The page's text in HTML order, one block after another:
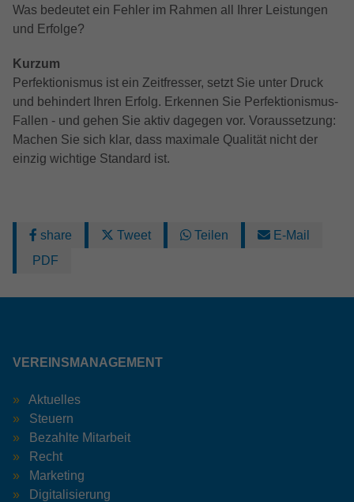
Was bedeutet ein Fehler im Rahmen all Ihrer Leistungen
und Erfolge?
Kurzum
Perfektionismus ist ein Zeitfresser, setzt Sie unter Druck
und behindert Ihren Erfolg. Erkennen Sie Perfektionismus-
Fallen - und gehen Sie aktiv dagegen vor. Voraussetzung:
Machen Sie sich klar, dass maximale Qualität nicht der
einzig wichtige Standard ist.
share Tweet Teilen
E-Mail
PDF
VEREINSMANAGEMENT
Aktuelles
Steuern
Bezahlte Mitarbeit
Recht
Marketing
Digitalisierung